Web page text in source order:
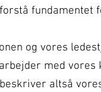
fundamentet
og vores
med vores
altså